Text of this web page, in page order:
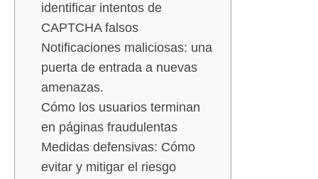
identificar intentos de
CAPTCHA falsos
Notificaciones maliciosas: una
puerta de entrada a nuevas
amenazas.
Cómo los usuarios terminan
en páginas fraudulentas
Medidas defensivas: Cómo
evitar y mitigar el riesgo